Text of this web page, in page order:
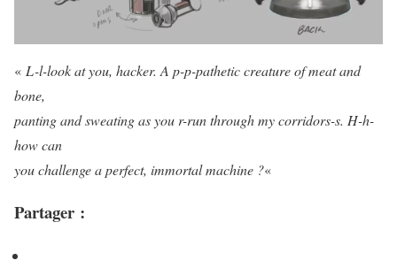
« L-l-look at you, hacker. A p-p-pathetic creature of meat and
bone,
panting and sweating as you r-run through my corridors-s. H-h-
how can
you challenge a perfect, immortal machine ?«
Partager :